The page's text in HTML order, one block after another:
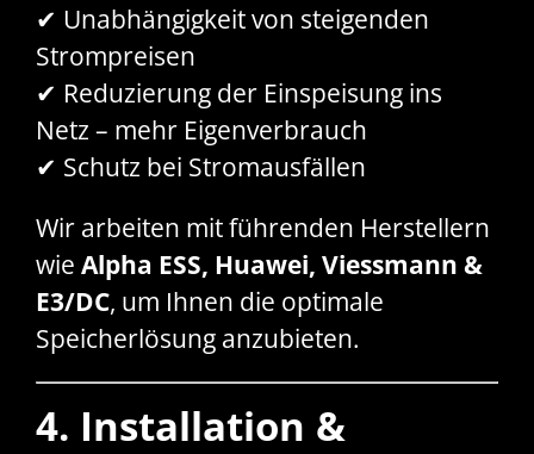
✔ Unabhängigkeit von steigenden
Strompreisen
✔ Reduzierung der Einspeisung ins
Netz – mehr Eigenverbrauch
✔ Schutz bei Stromausfällen
Wir arbeiten mit führenden Herstellern
wie Alpha ESS, Huawei, Viessmann &
E3/DC, um Ihnen die optimale
Speicherlösung anzubieten.
4. Installation &